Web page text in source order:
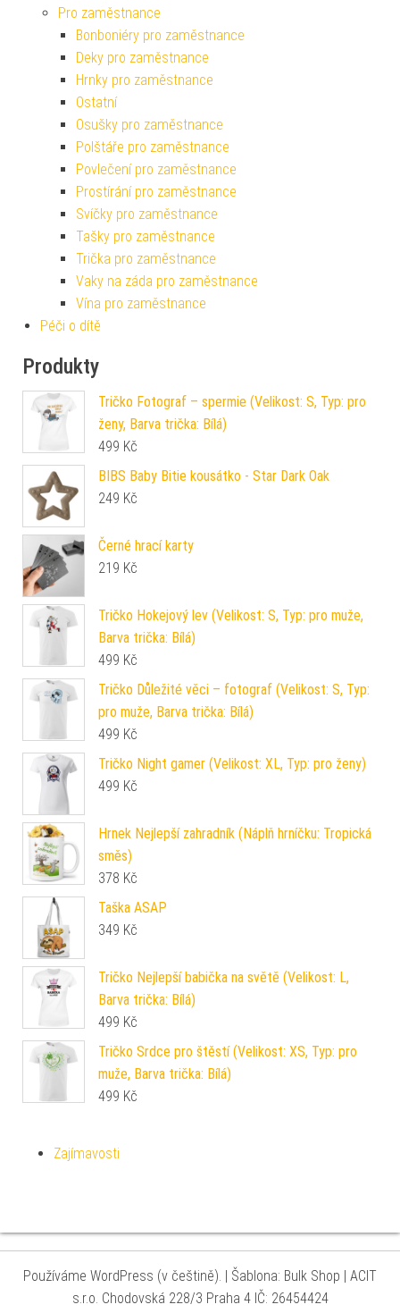
Pro zaměstnance
Bonboniéry pro zaměstnance
Deky pro zaměstnance
Hrnky pro zaměstnance
Ostatní
Osušky pro zaměstnance
Polštáře pro zaměstnance
Povlečení pro zaměstnance
Prostírání pro zaměstnance
Svíčky pro zaměstnance
Tašky pro zaměstnance
Trička pro zaměstnance
Vaky na záda pro zaměstnance
Vína pro zaměstnance
Péči o dítě
Produkty
Tričko Fotograf – spermie (Velikost: S, Typ: pro
ženy, Barva trička: Bílá)
499 Kč
BIBS Baby Bitie kousátko - Star Dark Oak
249 Kč
Černé hrací karty
219 Kč
Tričko Hokejový lev (Velikost: S, Typ: pro muže,
Barva trička: Bílá)
499 Kč
Tričko Důležité věci – fotograf (Velikost: S, Typ:
pro muže, Barva trička: Bílá)
499 Kč
Tričko Night gamer (Velikost: XL, Typ: pro ženy)
499 Kč
Hrnek Nejlepší zahradník (Náplň hrníčku: Tropická
směs)
378 Kč
Taška ASAP
349 Kč
Tričko Nejlepší babička na světě (Velikost: L,
Barva trička: Bílá)
499 Kč
Tričko Srdce pro štěstí (Velikost: XS, Typ: pro
muže, Barva trička: Bílá)
499 Kč
Zajímavosti
Používáme WordPress (v češtině). | Šablona: Bulk Shop | ACIT
s.r.o. Chodovská 228/3 Praha 4 IČ: 26454424